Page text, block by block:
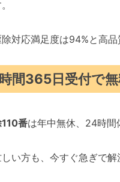
対応満足度は94%と高
間365日受付で
番は年中無休、24時間
い方も、今すぐ急ぎで